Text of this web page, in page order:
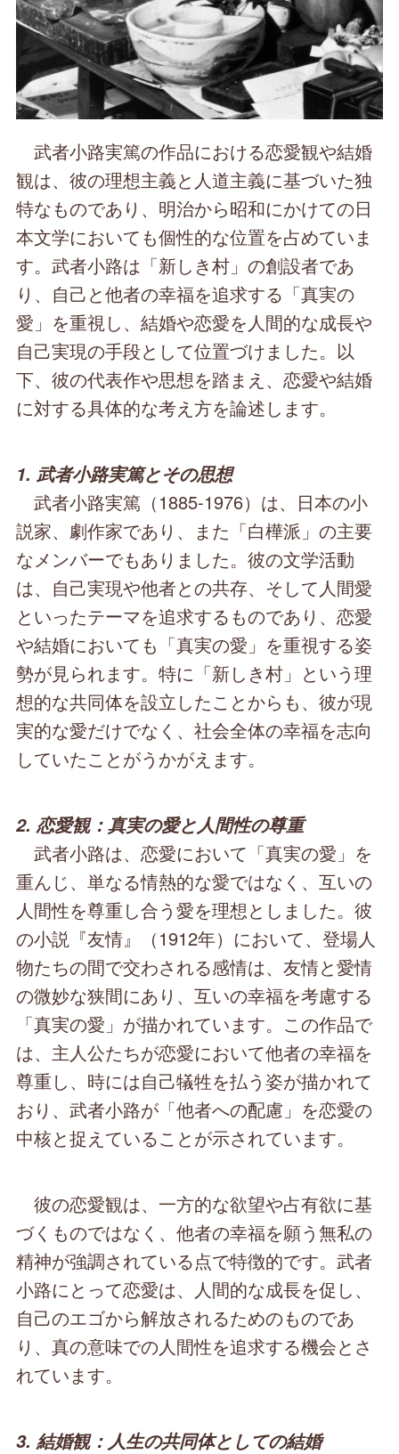
武者小路実篤の作品における恋愛観や結婚
観は、彼の理想主義と人道主義に基づいた独
特なものであり、明治から昭和にかけての日
本文学においても個性的な位置を占めていま
す。武者小路は「新しき村」の創設者であ
り、自己と他者の幸福を追求する「真実の
愛」を重視し、結婚や恋愛を人間的な成長や
自己実現の手段として位置づけました。以
下、彼の代表作や思想を踏まえ、恋愛や結婚
に対する具体的な考え方を論述します。
1. 武者小路実篤とその思想
武者小路実篤（1885-1976）は、日本の小
説家、劇作家であり、また「白樺派」の主要
なメンバーでもありました。彼の文学活動
は、自己実現や他者との共存、そして人間愛
といったテーマを追求するものであり、恋愛
や結婚においても「真実の愛」を重視する姿
勢が見られます。特に「新しき村」という理
想的な共同体を設立したことからも、彼が現
実的な愛だけでなく、社会全体の幸福を志向
していたことがうかがえます。
2. 恋愛観：真実の愛と人間性の尊重
武者小路は、恋愛において「真実の愛」を
重んじ、単なる情熱的な愛ではなく、互いの
人間性を尊重し合う愛を理想としました。彼
の小説『友情』（1912年）において、登場人
物たちの間で交わされる感情は、友情と愛情
の微妙な狭間にあり、互いの幸福を考慮する
「真実の愛」が描かれています。この作品で
は、主人公たちが恋愛において他者の幸福を
尊重し、時には自己犠牲を払う姿が描かれて
おり、武者小路が「他者への配慮」を恋愛の
中核と捉えていることが示されています。
彼の恋愛観は、一方的な欲望や占有欲に基
づくものではなく、他者の幸福を願う無私の
精神が強調されている点で特徴的です。武者
小路にとって恋愛は、人間的な成長を促し、
自己のエゴから解放されるためのものであ
り、真の意味での人間性を追求する機会とさ
れています。
3. 結婚観：人生の共同体としての結婚